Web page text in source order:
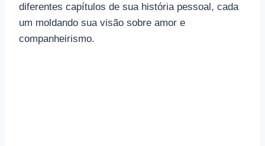
diferentes capítulos de sua história pessoal, cada
um moldando sua visão sobre amor e
companheirismo.